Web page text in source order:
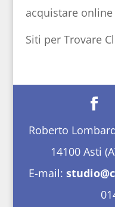
acquistare online
Siti per Trovare
Roberto
14100 Asti
E-mail: